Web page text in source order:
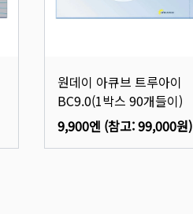
원데이 아큐브 트루아이
BC9.0(1박스 90개들이)
9,900엔 (참고:99,000원)